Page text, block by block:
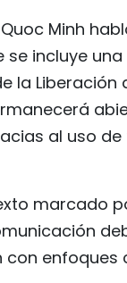
Minh
se incluye
la
al uso
marcado